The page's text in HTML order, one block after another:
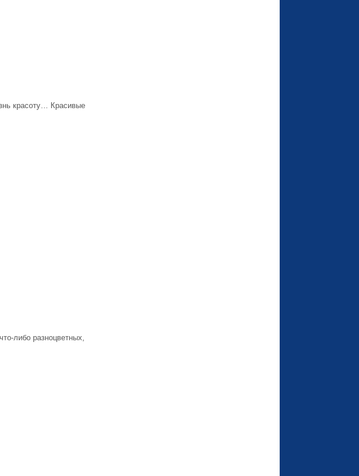
красоту… Красивые
либо разноцветных,